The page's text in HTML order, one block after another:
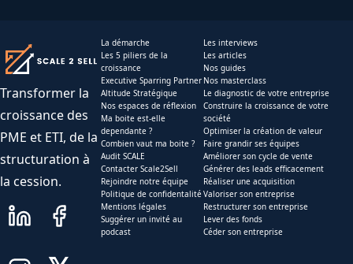
Transformer la
croissance des
PME et ETI, de la
structuration à
la cession.
La démarche
Les 5 piliers de la
croissance
Executive Sparring Partner
Altitude Stratégique
Nos espaces de réflexion
Ma boite est-elle
dependante ?
Combien vaut ma boite ?
Audit SCALE
Contacter Scale2Sell
Rejoindre notre équipe
Politique de confidentalité
Mentions légales
Suggérer un invité au
podcast
Les interviews
Les articles
Nos guides
Nos masterclass
Le diagnostic de votre entreprise
Construire la croissance de votre
société
Optimiser la création de valeur
Faire grandir ses équipes
Améliorer son cycle de vente
Générer des leads efficacement
Réaliser une acquisition
Valoriser son entreprise
Restructurer son entreprise
Lever des fonds
Céder son entreprise